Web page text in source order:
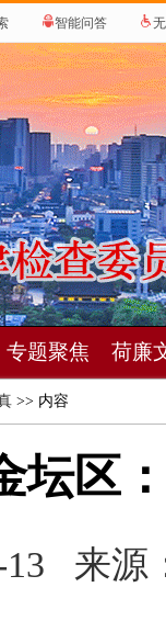
智能问答
专题聚焦 荷廉
>> 内容
坛区
13 来